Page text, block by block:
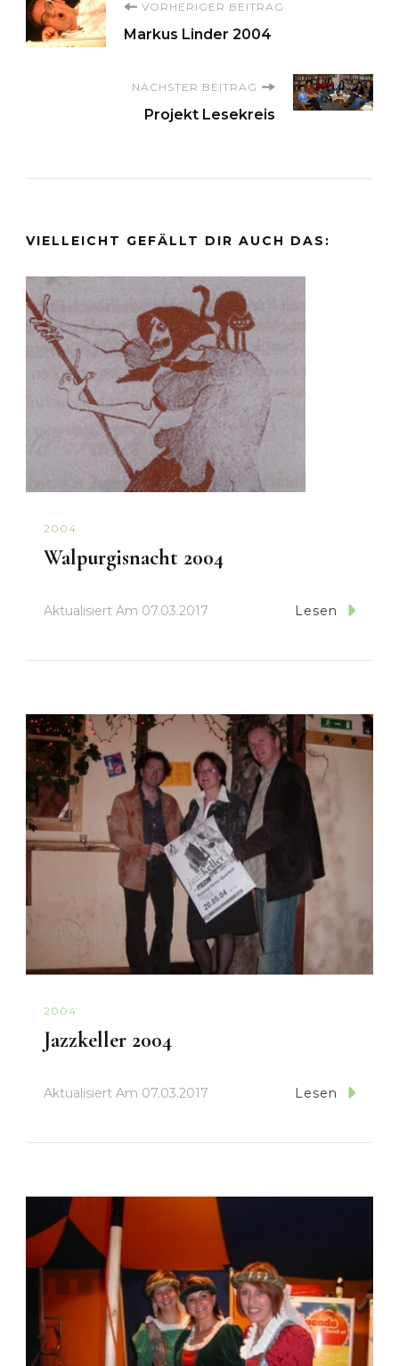
Beitragsnavigation
VORHERIGER BEITRAG
Markus Linder 2004
NÄCHSTER BEITRAG
Projekt Lesekreis
VIELLEICHT GEFÄLLT DIR AUCH DAS:
2004
Walpurgisnacht 2004
Aktualisiert Am 07.03.2017 Lesen
2004
Jazzkeller 2004
Aktualisiert Am 07.03.2017 Lesen